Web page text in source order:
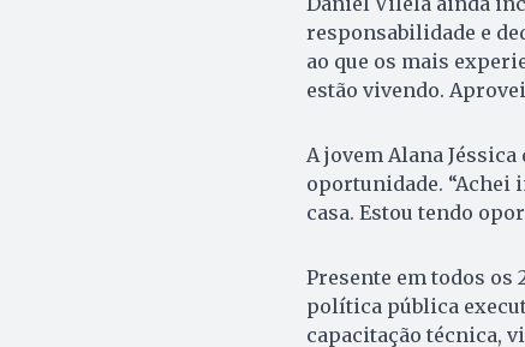
responsabilidade e
ao que os mais
estão vivendo.
A jovem Alana
oportunidade. “Achei
casa. Estou tendo
Presente em todos
política pública
capacitação técnica,